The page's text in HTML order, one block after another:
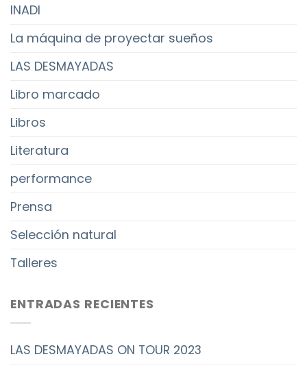
INADI
La máquina de proyectar sueños
LAS DESMAYADAS
Libro marcado
Libros
Literatura
performance
Prensa
Selección natural
Talleres
ENTRADAS RECIENTES
LAS DESMAYADAS ON TOUR 2023